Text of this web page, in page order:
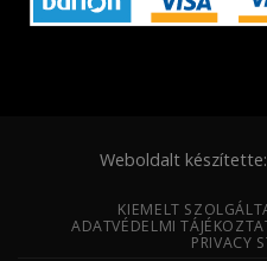
Weboldalt készítette:
KIEMELT
ADATVÉDELMI
PRIVACY